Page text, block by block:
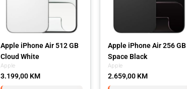
Apple
Apple iPhone Air 512 GB
Cloud White
3.199,00 KM
Apple
Apple iPhone Air 256 GB
Space Black
2.659,00 KM